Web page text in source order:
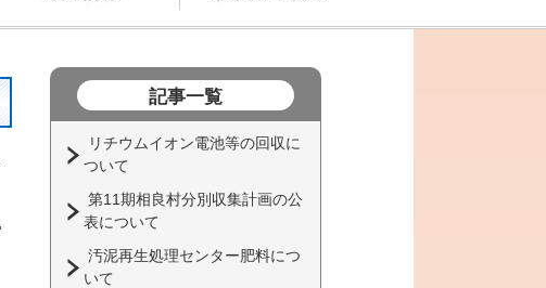
記事一覧
リチウムイオン電池等の回収に
ついて
第11期相良村分別収集計画の公
表について
汚泥再生処理センター肥料につ
いて